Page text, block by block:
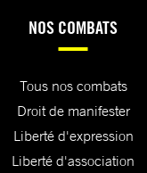
NOS COMBATS
Tous nos combats
Droit de manifester
Liberté d'expression
Liberté d'association